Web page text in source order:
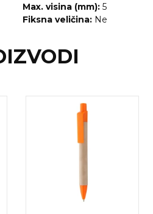
Max. visina (mm): 5
Fiksna veličina: Ne